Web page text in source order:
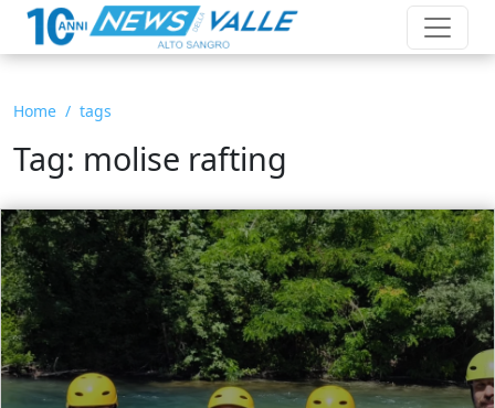
Home tags
Tag: molise rafting